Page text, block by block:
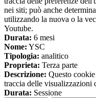
nei siti; può anche
utilizzando la nuova o la
Youtube.
Durata: 6 mesi
Nome: YSC
Tipologia: analitico
Proprieta: Terza parte
Descrizione: Questo
traccia delle visualizzazioni
Durata: Sessione